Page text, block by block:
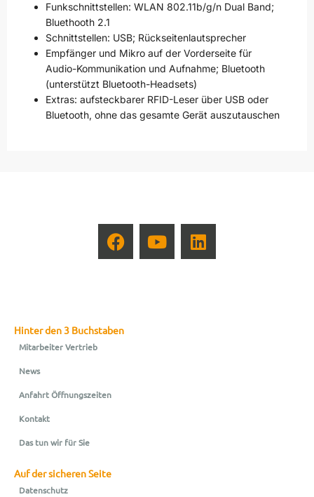
Funkschnittstellen: WLAN 802.11b/g/n Dual Band;
Bluethooth 2.1
Schnittstellen: USB; Rückseitenlautsprecher
Empfänger und Mikro auf der Vorderseite für
Audio-Kommunikation und Aufnahme; Bluetooth
(unterstützt Bluetooth-Headsets)
Extras: aufsteckbarer RFID-Leser über USB oder
Bluetooth, ohne das gesamte Gerät auszutauschen
Hinter den 3 Buchstaben
Mitarbeiter Vertrieb
News
Anfahrt Öffnungszeiten
Kontakt
Das tun wir für Sie
Auf der sicheren Seite
Datenschutz